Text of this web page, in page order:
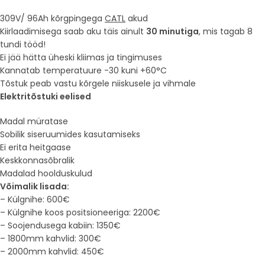
309V/ 96Ah kõrgpingega CATL akud
Kiirlaadimisega saab aku täis ainult 30 minutiga, mis tagab 8
tundi tööd!
Ei jää hätta üheski kliimas ja tingimuses
Kannatab temperatuure -30 kuni +60°C
Tõstuk peab vastu kõrgele niiskusele ja vihmale
Elektritõstuki eelised
Madal müratase
Sobilik siseruumides kasutamiseks
Ei erita heitgaase
Keskkonnasõbralik
Madalad hoolduskulud
Võimalik lisada:
– Külgnihe: 600€
– Külgnihe koos positsioneeriga: 2200€
– Soojendusega kabiin: 1350€
– 1800mm kahvlid: 300€
– 2000mm kahvlid: 450€